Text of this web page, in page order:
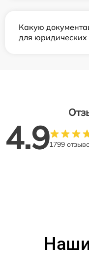
Какую
для юридических
4.91799